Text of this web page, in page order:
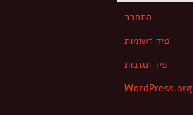
התחבר
פיד רשומות
פיד תגובות
WordPress.org